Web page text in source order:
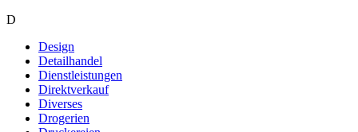
D
Design
Detailhandel
Dienstleistungen
Direktverkauf
Diverses
Drogerien